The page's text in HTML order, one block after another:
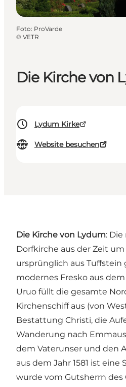
Die Kirche von
Lydum Kirke
Website besuchen
Foto: ProVarde
© VETR
Die Kirche von Lydum:
Dorfkirche aus der Zeit um
ursprünglich aus Tuffstein
modernes Fresko aus dem
Uruo füllt die gesamte
Kirchenschiff aus (von
Bestattung Christi, die
Wanderung nach
dem Vaterunser und den
aus dem Jahr 1581 ist eine
wurde vom Gutsherrn des